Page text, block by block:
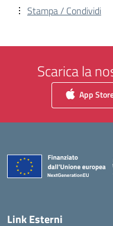
Stampa / Condividi
Scarica la
App
Link Esterni